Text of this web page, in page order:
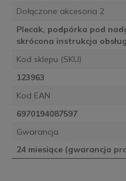
Dołączone akcesoria 2
Plecak, podpórka pod
skrócona instrukcja
Kod sklepu (SKU)
123963
Kod EAN
6970194087597
Gwarancja
24 miesiące (gwarancja